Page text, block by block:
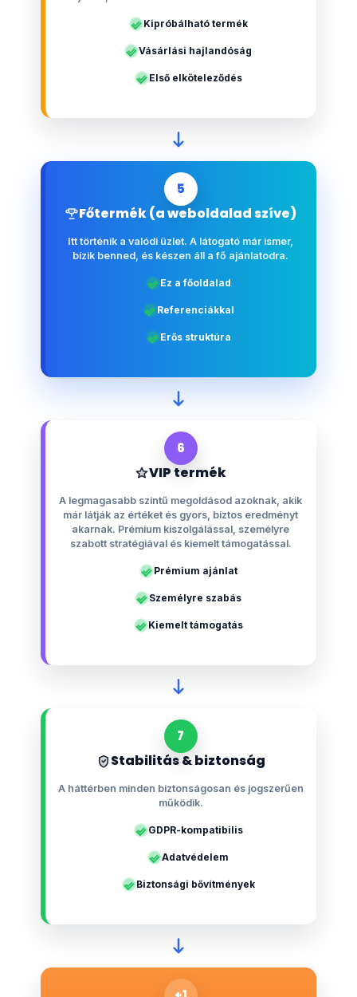
Kipróbálható termék
Vásárlási hajlandóság
Első elköteleződés
5
Főtermék (a weboldalad szíve)
Itt történik a valódi üzlet. A látogató már ismer,
bízik benned, és készen áll a fő ajánlatodra.
Ez a főoldalad
Referenciákkal
Erős struktúra
6
VIP termék
A legmagasabb szintű megoldásod azoknak, akik
már látják az értéket és gyors, biztos eredményt
akarnak. Prémium kiszolgálással, személyre
szabott stratégiával és kiemelt támogatással.
Prémium ajánlat
Személyre szabás
Kiemelt támogatás
7
Stabilitás & biztonság
A háttérben minden biztonságosan és jogszerűen
működik.
GDPR-kompatibilis
Adatvédelem
Biztonsági bővítmények